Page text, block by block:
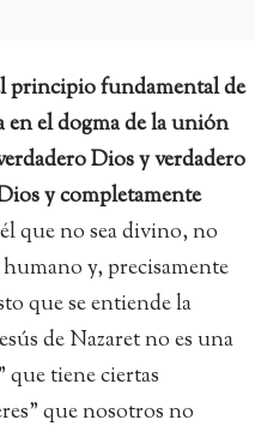
principio fundamental de
en el dogma de la unión
Dios y verdadero
y completamente
que no sea divino, no
y, precisamente
que se entiende la
de Nazaret no es una
que tiene ciertas
que nosotros no